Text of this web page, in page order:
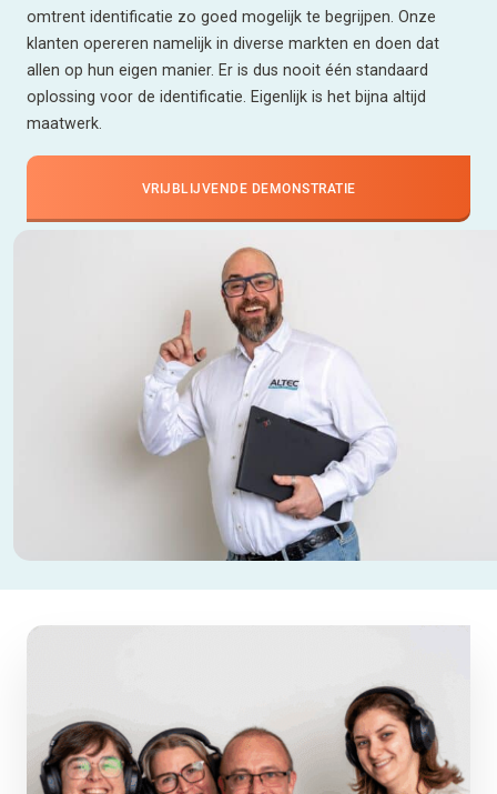
omtrent identificatie zo goed mogelijk te begrijpen. Onze
klanten opereren namelijk in diverse markten en doen dat
allen op hun eigen manier. Er is dus nooit één standaard
oplossing voor de identificatie. Eigenlijk is het bijna altijd
maatwerk.
VRIJBLIJVENDE DEMONSTRATIE